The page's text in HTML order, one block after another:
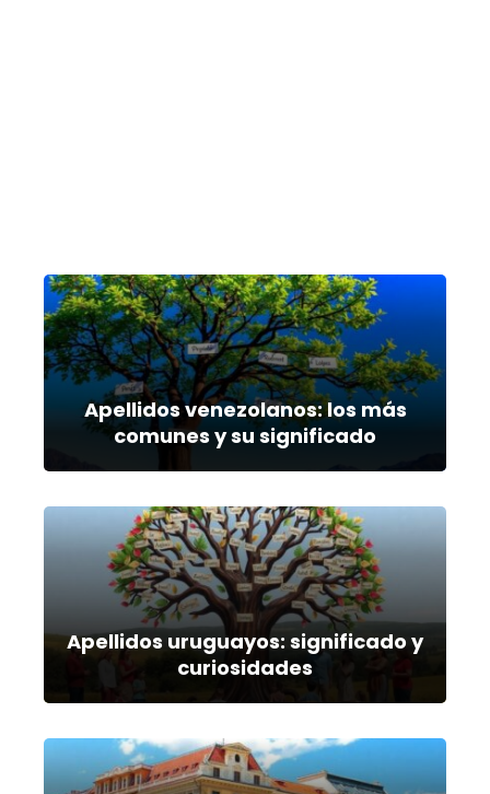
Apellidos venezolanos: los más
comunes y su significado
Apellidos uruguayos: significado y
curiosidades